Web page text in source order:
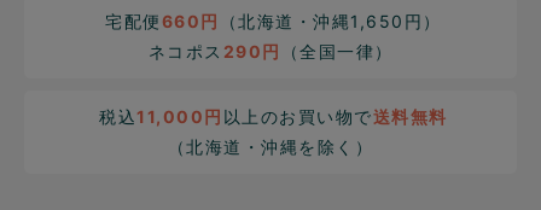
宅配便660円
（北海道・沖縄1,650円）
ネコポス 290円 （全国一律）
税込11,000円 以上のお買い物で送料無料
（北海道・沖縄を除く）